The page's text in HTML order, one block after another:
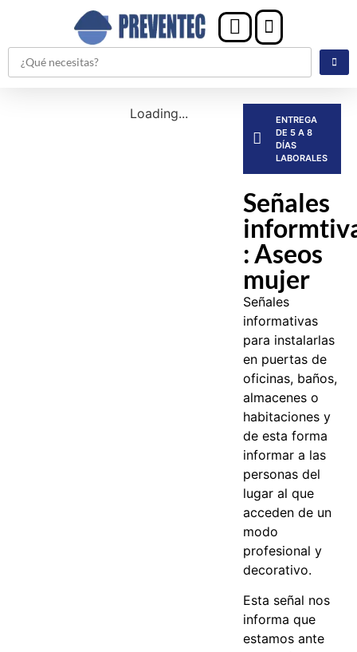
Loading...
ENTREGA
DE 5 A 8
DÍAS
LABORALES
Señales
: Aseos
mujer
Señales
informativas
para instalarlas
en puertas de
oficinas, baños,
almacenes o
habitaciones y
de esta forma
informar a las
personas del
lugar al que
acceden de un
modo
profesional y
decorativo.
Esta señal nos
informa que
estamos ante